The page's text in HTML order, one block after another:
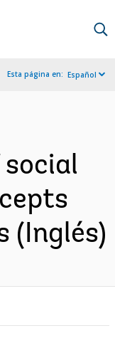
Esta página en: Español
(Inglés)